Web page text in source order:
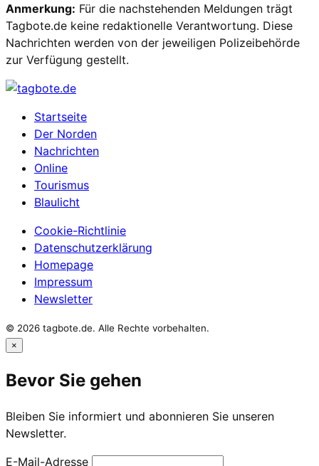
Anmerkung: Für die nachstehenden Meldungen trägt
Tagbote.de keine redaktionelle Verantwortung. Diese
Nachrichten werden von der jeweiligen Polizeibehörde
zur Verfügung gestellt.
Startseite
Der Norden
Nachrichten
Online
Tourismus
Blaulicht
Cookie-Richtlinie
Datenschutzerklärung
Homepage
Impressum
Newsletter
© 2026 tagbote.de. Alle Rechte vorbehalten.
×
Bevor Sie gehen
Bleiben Sie informiert und abonnieren Sie unseren
Newsletter.
E-Mail-Adresse